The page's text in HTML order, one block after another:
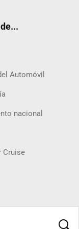
Automóvil
nacional
Cruise